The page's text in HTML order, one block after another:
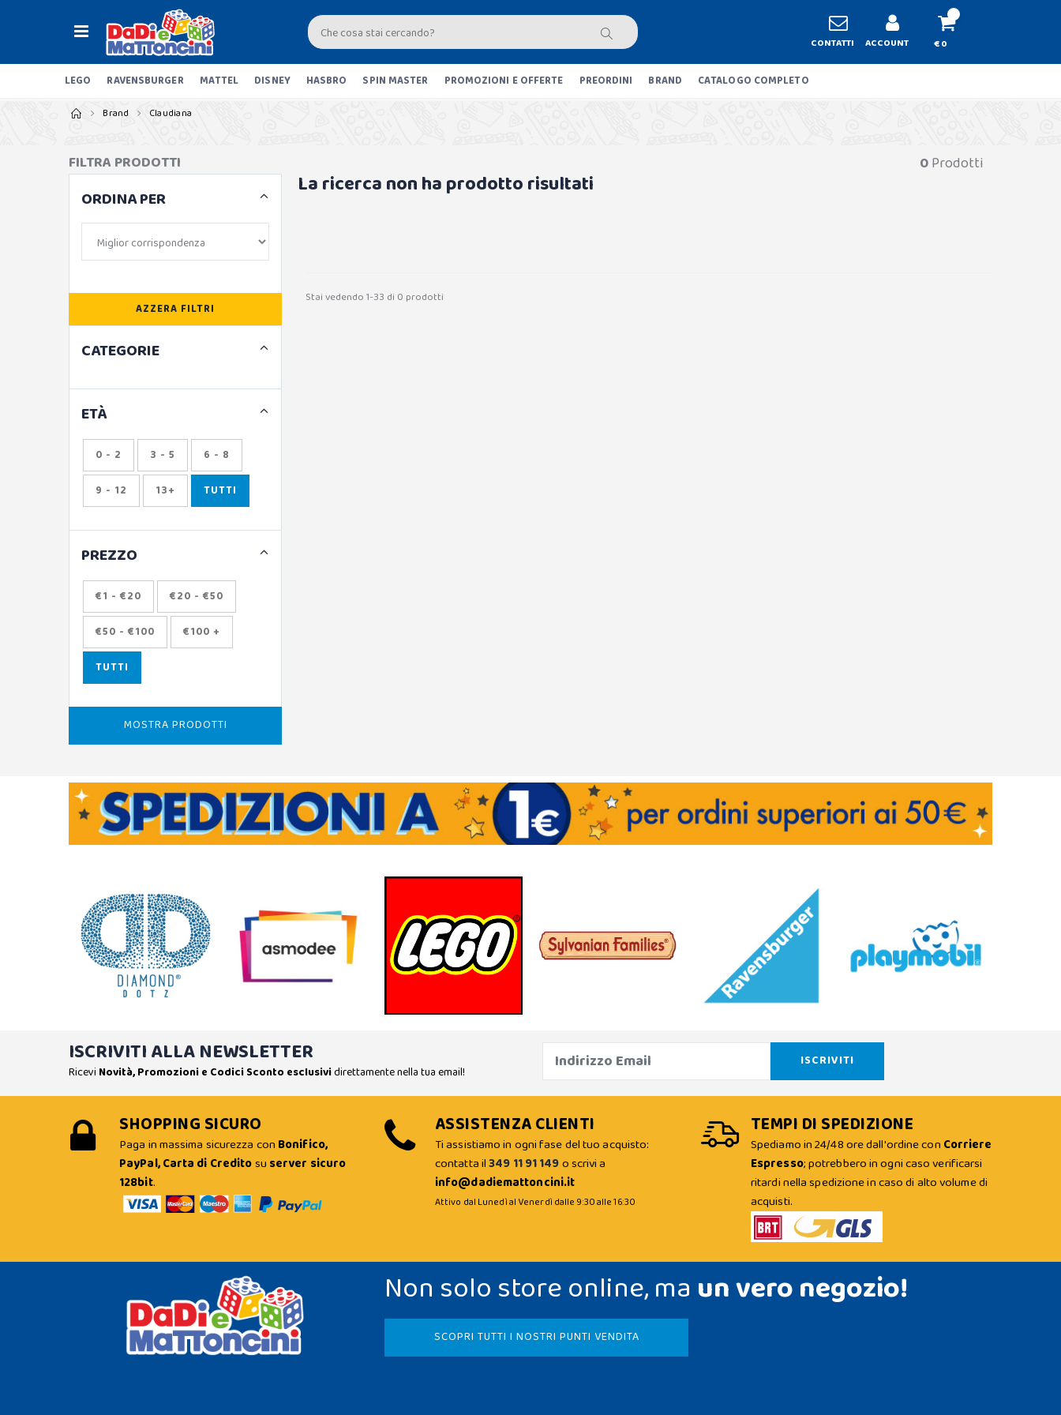
CONTATTI ACCOUNT € 0
LEGO RAVENSBURGER MATTEL DISNEY HASBRO SPIN MASTER PROMOZIONI E OFFERTE PREORDINI BRAND CATALOGO COMPLETO
Brand Claudiana
0Prodotti
La ricerca non ha prodotto risultati
Stai vedendo 1-33 di 0 prodotti
FILTRA PRODOTTI
ORDINA PER
AZZERA FILTRI
CATEGORIE
ETÀ
0 - 2 3 - 5 6 - 8
9 - 12 13+ TUTTI
PREZZO
€1 - €20 €20 - €50
€50 - €100 €100 +
TUTTI
MOSTRA PRODOTTI
ISCRIVITI ALLA NEWSLETTER
Ricevi Novità, Promozioni e Codici Sconto esclusividirettamente nella tua email!
SHOPPING SICURO
Paga in massima sicurezza con Bonifico,
PayPal, Carta di Creditosu server sicuro
128bit.
ASSISTENZA CLIENTI
Ti assistiamo in ogni fase del tuo acquisto:
contatta il349 11 91 149o scrivi a
info@dadiemattoncini.it
Attivo dal Lunedì al Venerdì dalle 9:30 alle 16:30
TEMPI DI SPEDIZIONE
Spediamo in 24/48 ore dall'ordine con Corriere
Espresso; potrebbero in ogni caso verificarsi
ritardi nella spedizione in caso di alto volume di
acquisti.
Non solo store online, ma un vero negozio!
SCOPRI TUTTI I NOSTRI PUNTI VENDITA